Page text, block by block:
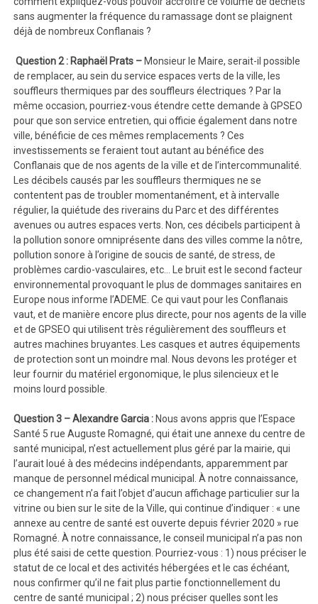
sans augmenter la fréquence du ramassage dont se plaignent
déjà de nombreux Conflanais ?
Question 2 : Raphaël Prats – Monsieur le Maire, serait-il possible
de remplacer, au sein du service espaces verts de la ville, les
souffleurs thermiques par des souffleurs électriques ? Par la
même occasion, pourriez-vous étendre cette demande à GPSEO
pour que son service entretien, qui officie également dans notre
ville, bénéficie de ces mêmes remplacements ? Ces
investissements se feraient tout autant au bénéfice des
Conflanais que de nos agents de la ville et de l’intercommunalité.
Les décibels causés par les souffleurs thermiques ne se
contentent pas de troubler momentanément, et à intervalle
régulier, la quiétude des riverains du Parc et des différentes
avenues ou autres espaces verts. Non, ces décibels participent à
la pollution sonore omniprésente dans des villes comme la nôtre,
pollution sonore à l’origine de soucis de santé, de stress, de
problèmes cardio-vasculaires, etc… Le bruit est le second facteur
environnemental provoquant le plus de dommages sanitaires en
Europe nous informe l’ADEME. Ce qui vaut pour les Conflanais
vaut, et de manière encore plus directe, pour nos agents de la ville
et de GPSEO qui utilisent très régulièrement des souffleurs et
autres machines bruyantes. Les casques et autres équipements
de protection sont un moindre mal. Nous devons les protéger et
leur fournir du matériel ergonomique, le plus silencieux et le
moins lourd possible.
Question 3 – Alexandre Garcia : Nous avons appris que l’Espace
Santé 5 rue Auguste Romagné, qui était une annexe du centre de
santé municipal, n’est actuellement plus géré par la mairie, qui
l’aurait loué à des médecins indépendants, apparemment par
manque de personnel médical municipal. À notre connaissance,
ce changement n’a fait l’objet d’aucun affichage particulier sur la
vitrine ou bien sur le site de la Ville, qui continue d’indiquer : « une
annexe au centre de santé est ouverte depuis février 2020 » rue
Romagné. À notre connaissance, le conseil municipal n’a pas non
plus été saisi de cette question. Pourriez-vous : 1) nous préciser le
statut de ce local et des activités hébergées et le cas échéant,
nous confirmer qu’il ne fait plus partie fonctionnellement du
centre de santé municipal ; 2) nous préciser quelles sont les